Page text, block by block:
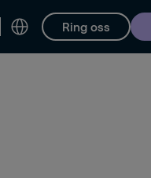
Ring oss
Karriär